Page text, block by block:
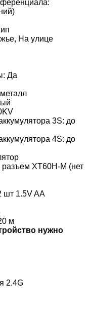
На улице
Да
3S: до
4S: до
разъем ХТ60Н-М (нет
шт 1.5V AA
м
нужно
2.4G